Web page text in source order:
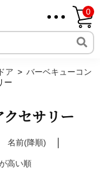
0
ア
バーベキューコン
ー
セサリー
名前(降順)
高い順